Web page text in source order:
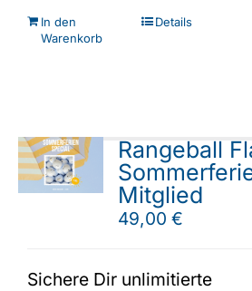
In den
Warenkorb
Details
Rangeball
Mitglied
49,00€
Sichere Dir unlimitierte